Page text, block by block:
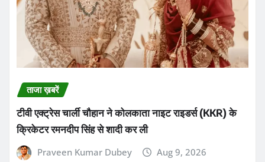
ताजा ख़बरें
टीवी एक्ट्रेस चार्ली चौहान ने कोलकाता नाइट राइडर्स (KKR) के
क्रिकेटर रमनदीप सिंह से शादी कर ली
Praveen Kumar Dubey Aug 9, 2026